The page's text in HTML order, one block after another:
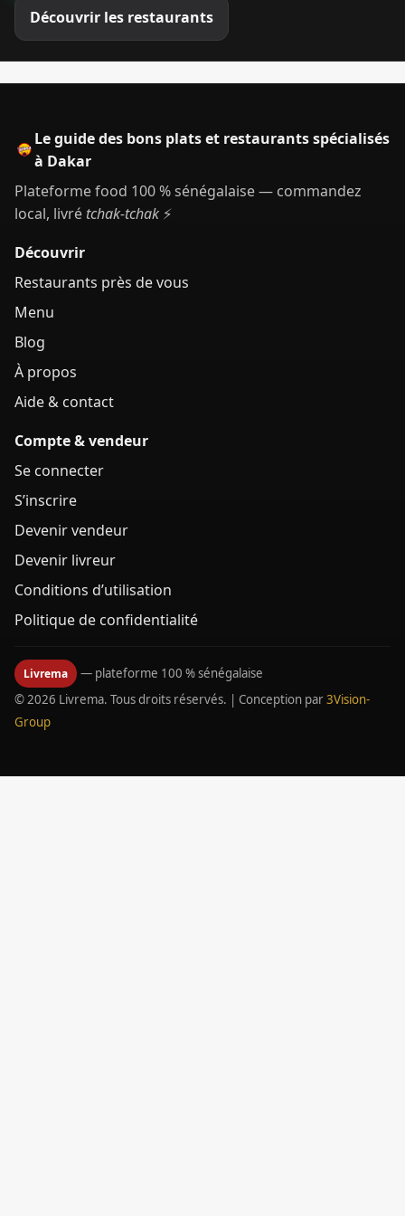
Découvrir les restaurants
Le guide des bons plats et restaurants spécialisés
à Dakar
Plateforme food 100 % sénégalaise — commandez
local, livré tchak-tchak ⚡
Découvrir
Restaurants près de vous
Menu
Blog
À propos
Aide & contact
Compte & vendeur
Se connecter
S’inscrire
Devenir vendeur
Devenir livreur
Conditions d’utilisation
Politique de confidentialité
Livrema
— plateforme 100 % sénégalaise
© 2026 Livrema. Tous droits réservés. | Conception par3Vision-
Group